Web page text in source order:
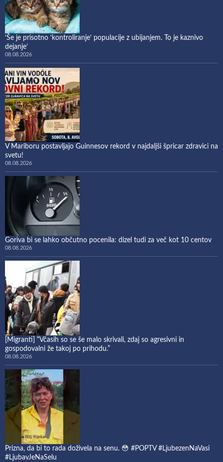
‘Še je prisotno ‘kontroliranje’ populacije z ubijanjem. To je kaznivo
dejanje’
08.08.2026
V Mariboru postavljajo Guinnesov rekord v najdaljši špricar zdravici na
svetu!
08.08.2026
Goriva bi se lahko občutno pocenila: dizel tudi za več kot 10 centov
08.08.2026
[Migranti] “Včasih so se še malo skrivali, zdaj so agresivni in
gospodovalni že takoj po prihodu.”
08.08.2026
Prizna, da bi to rada doživela na senu. 😳 #POPTV #LjubezenNaVasi
#LjubavJeNaSelu